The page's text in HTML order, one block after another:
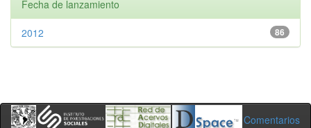
Fecha de lanzamiento
86
2012
Comentarios